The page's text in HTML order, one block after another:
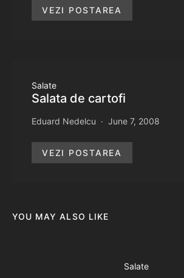
VEZI POSTAREA
Salate
Salata de cartofi
Eduard Nedelcu June 7, 2008
VEZI POSTAREA
YOU MAY ALSO LIKE
Salate